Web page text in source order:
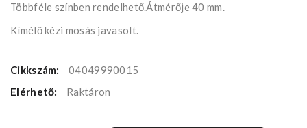
Többféle színben rendelhető.Átmérője 40 mm.
Kímélő kézi mosás javasolt.
Cikkszám:
04049990015
Elérhető:
Raktáron